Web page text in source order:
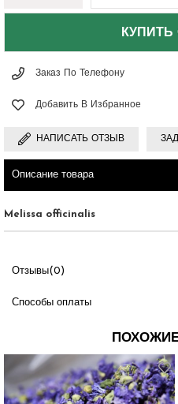
Заказ По Телефону
Добавить В Избранное
НАПИСАТЬ ОТЗЫВ
Описание товара
Melissa officinalis
Отзывы(0)
Способы оплаты